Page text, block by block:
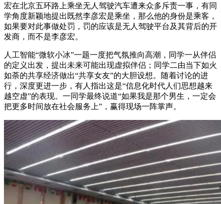
宏在北京五环路上乘坐无人驾驶汽车遭来众多斥责一事，有同
学角度新颖地提出既然李彦宏是乘坐，那么他的身份是乘客，
如果要对此事做处罚，罚的应该是无人驾驶平台及其背后的开
发商，而不是李彦宏。
人工智能“微软小冰”一题一度把气氛推向高潮，同学一从伴侣
的定义出发，提出未来可能出现虚拟伴侣；同学二由当下如火
如荼的共享经济做出“共享女友”的大胆设想。随着讨论的进
行，深度更进一步，有人指出这是“信息化时代人们思想越来
越空虚”的表现。一同学最终说道“如果我是那个男生，一定会
把更多时间放在社会服务上”，赢得现场一阵掌声。